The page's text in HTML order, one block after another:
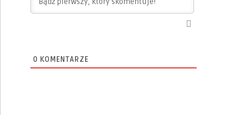
0 KOMENTARZE